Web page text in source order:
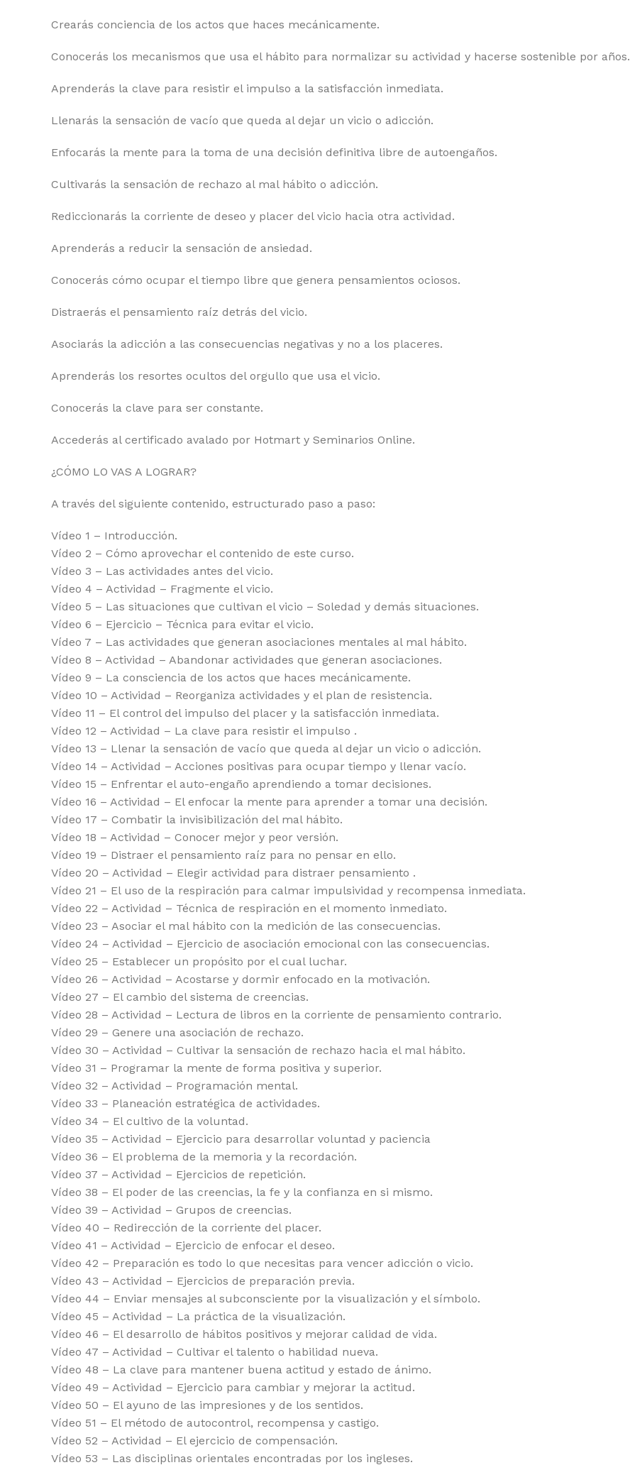
Crearás conciencia de los actos que haces mecánicamente.
Conocerás los mecanismos que usa el hábito para normalizar su actividad y hacerse sostenible por años.
Aprenderás la clave para resistir el impulso a la satisfacción inmediata.
Llenarás la sensación de vacío que queda al dejar un vicio o adicción.
Enfocarás la mente para la toma de una decisión definitiva libre de autoengaños.
Cultivarás la sensación de rechazo al mal hábito o adicción.
Rediccionarás la corriente de deseo y placer del vicio hacia otra actividad.
Aprenderás a reducir la sensación de ansiedad.
Conocerás cómo ocupar el tiempo libre que genera pensamientos ociosos.
Distraerás el pensamiento raíz detrás del vicio.
Asociarás la adicción a las consecuencias negativas y no a los placeres.
Aprenderás los resortes ocultos del orgullo que usa el vicio.
Conocerás la clave para ser constante.
Accederás al certificado avalado por Hotmart y Seminarios Online.
¿CÓMO LO VAS A LOGRAR?
A través del siguiente contenido, estructurado paso a paso:
Vídeo 1 – Introducción.
Vídeo 2 – Cómo aprovechar el contenido de este curso.
Vídeo 3 – Las actividades antes del vicio.
Vídeo 4 – Actividad – Fragmente el vicio.
Vídeo 5 – Las situaciones que cultivan el vicio – Soledad y demás situaciones.
Vídeo 6 – Ejercicio – Técnica para evitar el vicio.
Vídeo 7 – Las actividades que generan asociaciones mentales al mal hábito.
Vídeo 8 – Actividad – Abandonar actividades que generan asociaciones.
Vídeo 9 – La consciencia de los actos que haces mecánicamente.
Vídeo 10 – Actividad – Reorganiza actividades y el plan de resistencia.
Vídeo 11 – El control del impulso del placer y la satisfacción inmediata.
Vídeo 12 – Actividad – La clave para resistir el impulso .
Vídeo 13 – Llenar la sensación de vacío que queda al dejar un vicio o adicción.
Vídeo 14 – Actividad – Acciones positivas para ocupar tiempo y llenar vacío.
Vídeo 15 – Enfrentar el auto-engaño aprendiendo a tomar decisiones.
Vídeo 16 – Actividad – El enfocar la mente para aprender a tomar una decisión.
Vídeo 17 – Combatir la invisibilización del mal hábito.
Vídeo 18 – Actividad – Conocer mejor y peor versión.
Vídeo 19 – Distraer el pensamiento raíz para no pensar en ello.
Vídeo 20 – Actividad – Elegir actividad para distraer pensamiento .
Vídeo 21 – El uso de la respiración para calmar impulsividad y recompensa inmediata.
Vídeo 22 – Actividad – Técnica de respiración en el momento inmediato.
Vídeo 23 – Asociar el mal hábito con la medición de las consecuencias.
Vídeo 24 – Actividad – Ejercicio de asociación emocional con las consecuencias.
Vídeo 25 – Establecer un propósito por el cual luchar.
Vídeo 26 – Actividad – Acostarse y dormir enfocado en la motivación.
Vídeo 27 – El cambio del sistema de creencias.
Vídeo 28 – Actividad – Lectura de libros en la corriente de pensamiento contrario.
Vídeo 29 – Genere una asociación de rechazo.
Vídeo 30 – Actividad – Cultivar la sensación de rechazo hacia el mal hábito.
Vídeo 31 – Programar la mente de forma positiva y superior.
Vídeo 32 – Actividad – Programación mental.
Vídeo 33 – Planeación estratégica de actividades.
Vídeo 34 – El cultivo de la voluntad.
Vídeo 35 – Actividad – Ejercicio para desarrollar voluntad y paciencia
Vídeo 36 – El problema de la memoria y la recordación.
Vídeo 37 – Actividad – Ejercicios de repetición.
Vídeo 38 – El poder de las creencias, la fe y la confianza en si mismo.
Vídeo 39 – Actividad – Grupos de creencias.
Vídeo 40 – Redirección de la corriente del placer.
Vídeo 41 – Actividad – Ejercicio de enfocar el deseo.
Vídeo 42 – Preparación es todo lo que necesitas para vencer adicción o vicio.
Vídeo 43 – Actividad – Ejercicios de preparación previa.
Vídeo 44 – Enviar mensajes al subconsciente por la visualización y el símbolo.
Vídeo 45 – Actividad – La práctica de la visualización.
Vídeo 46 – El desarrollo de hábitos positivos y mejorar calidad de vida.
Vídeo 47 – Actividad – Cultivar el talento o habilidad nueva.
Vídeo 48 – La clave para mantener buena actitud y estado de ánimo.
Vídeo 49 – Actividad – Ejercicio para cambiar y mejorar la actitud.
Vídeo 50 – El ayuno de las impresiones y de los sentidos.
Vídeo 51 – El método de autocontrol, recompensa y castigo.
Vídeo 52 – Actividad – El ejercicio de compensación.
Vídeo 53 – Las disciplinas orientales encontradas por los ingleses.